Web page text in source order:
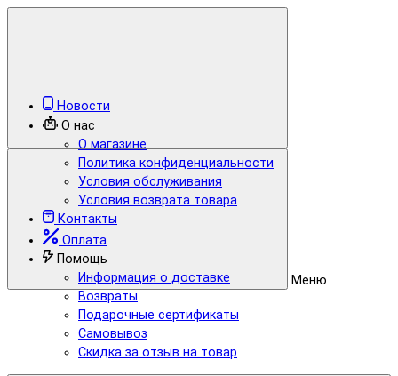
Меню
Новости
О нас
О магазине
Политика конфиденциальности
Условия обслуживания
Условия возврата товара
Контакты
Оплата
Помощь
Информация о доставке
Возвраты
Подарочные сертификаты
Самовывоз
Скидка за отзыв на товар